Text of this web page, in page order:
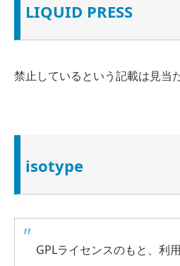
LIQUID PRESS
禁止しているという記載は見当
isotype
GPLライセンスのもと、利